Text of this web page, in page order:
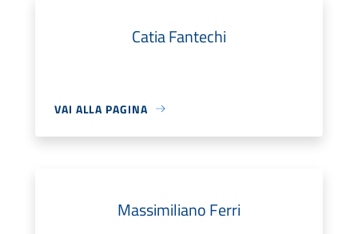
Catia Fantechi
VAI ALLA PAGINA
Massimiliano Ferri